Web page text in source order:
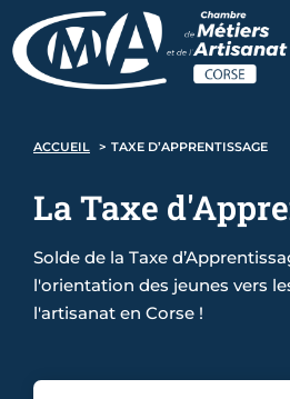
ACCUEIL TAXE D’APPRENTISSAGE
LaTaxe
Solde de la Taxe
l'orientation des jeunes vers
l'artisanat en Corse !